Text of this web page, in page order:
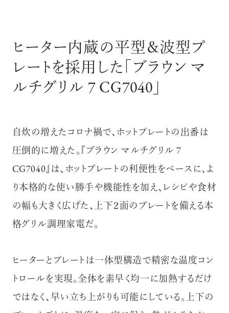
ヒーター内蔵の平型＆波型プ
レートを採用した「ブラウン マ
ルチグリル 7 CG7040」
自炊の増えたコロナ禍で、ホットプレートの出番は
圧倒的に増えた。『ブラウン マルチグリル 7
CG7040』は、ホットプレートの利便性をベースに、よ
り本格的な使い勝手や機能性を加え、レシピや食材
の幅も大きく広げた、上下２面のプレートを備える本
格グリル調理家電だ。
ヒーターとプレートは一体型構造で精密な温度コン
トロールを実現。全体を素早く均一に加熱するだけ
ではなく、早い立ち上がりも可能にしている。上下の